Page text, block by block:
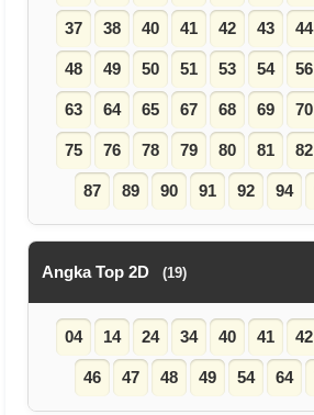
37 38 40 41 42 43 44
48 49 50 51 53 54 56
63 64 65 67 68 69 70
75 76 78 79 80 81 82
87 89 90 91 92 94
Angka Top 2D (19)
04 14 24 34 40 41 42
46 47 48 49 54 64